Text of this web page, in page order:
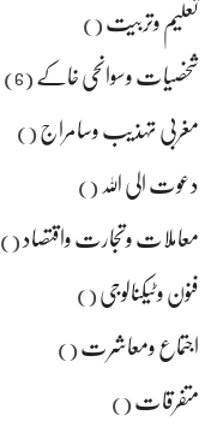
تعلیم وتربیت ()
شخصیات وسوانحی خاکے (6)
مغربی تہذیب وسامراج ()
دعوت الی اللہ ()
معاملات وتجارت واقتصاد ()
فنون وٹیکنالوجی ()
اجتماع ومعاشرت ()
متفرقات ()